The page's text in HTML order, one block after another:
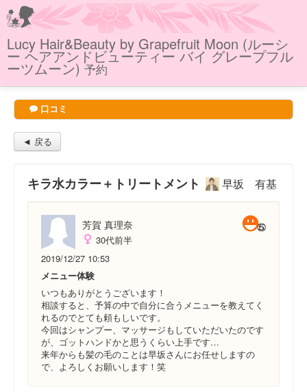
Lucy Hair&Beauty by Grapefruit Moon (ルーシ
ー ヘアアンドビューティー バイ グレープフル
ーツムーン) 予約
口コミ
◄ 戻る
キラ水カラー＋トリートメント 早坂 有基
芳賀 真理奈
30代前半
2019/12/27 10:53
メニュー体験
いつもありがとうございます！
相談すると、予算の中で自分に合うメニューを教えてく
れるのでとても頼もしいです。
今回はシャンプー、マッサージもしていただいたのです
が、ゴットハンドかと思うくらい上手です…
来年からも髪の毛のことは早坂さんにお任せしますの
で、よろしくお願いします！笑